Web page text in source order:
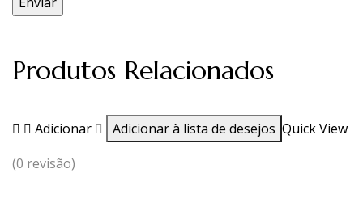
Produtos Relacionados
Adicionar Adicionar à lista de desejos Quick View
(0 revisão)